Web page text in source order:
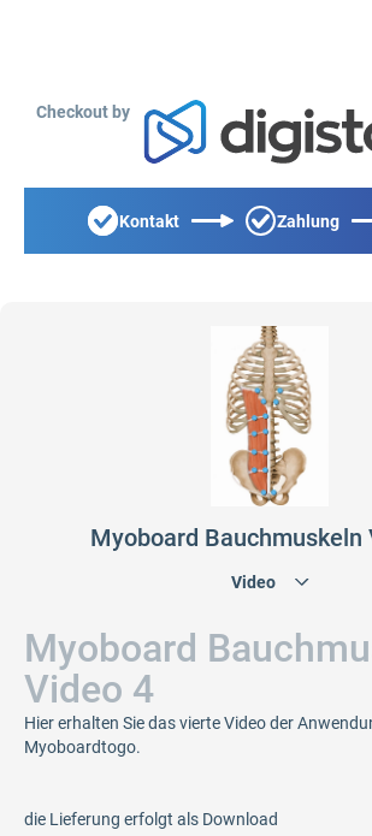
Checkout by
Kontakt Zahlung
Myoboard Bauchmuskeln
Myoboard
Video 4
Hier erhalten Sie das vierte Video der
Myoboardtogo.
die Lieferung erfolgt als Download